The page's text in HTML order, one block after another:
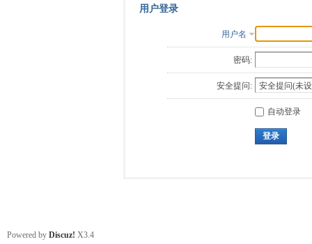
用户登录
用户名
密码:
安全提问:
自动登录
登录
Powered by Discuz! X3.4